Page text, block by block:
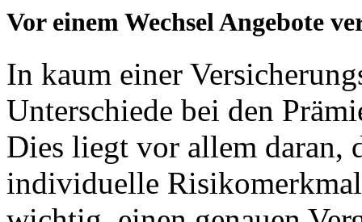
Vor einem Wechsel Angebote
In kaum einer
Unterschiede bei den
Dies liegt vor allem daran,
individuelle